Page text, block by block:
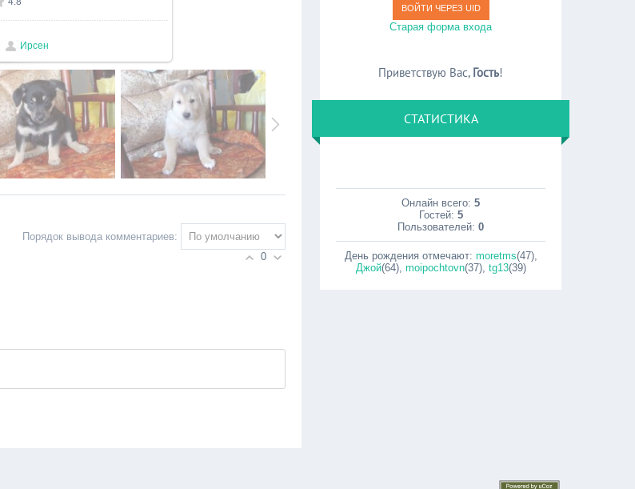
Ирсен
Порядок вывода комментариев:
0
ВОЙТИ ЧЕРЕЗ UID
Старая форма входа
Приветствую Вас, Гость!
СТАТИСТИКА
Онлайн всего:5
Гостей: 5
Пользователей:0
День рождения отмечают: moretms(47),
Джой(64), moipochtovn(37), tg13(39)